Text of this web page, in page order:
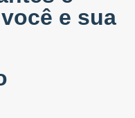
e sua